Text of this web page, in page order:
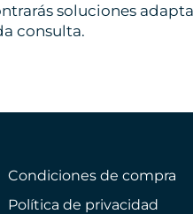
soluciones
consulta.
Condiciones de compra
Política de privacidad